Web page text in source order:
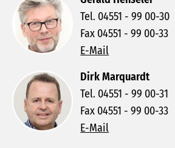
Tel. 04551 - 99 00-30
Fax 04551 - 99 00-33
E-Mail
Dirk Marquardt
Tel. 04551 - 99 00-31
Fax 04551 - 99 00-33
E-Mail